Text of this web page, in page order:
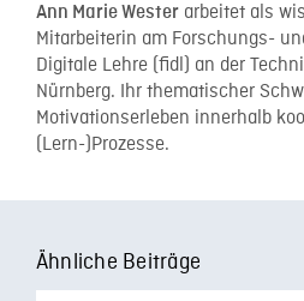
Ann Marie Wester arbeitet als
Mitarbeiterin am Forschungs-
Digitale Lehre (fidl) an der
Nürnberg. Ihr thematischer
Motivationserleben innerhalb
(Lern-)Prozesse.
Ähnliche Beiträge